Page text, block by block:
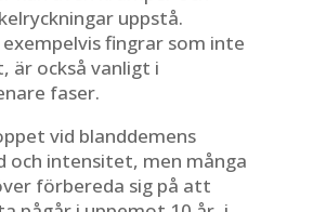
uppstå.
fingrar som inte
är också vanligt i
faser.
vid blanddemens
och intensitet, men många
förbereda sig på att